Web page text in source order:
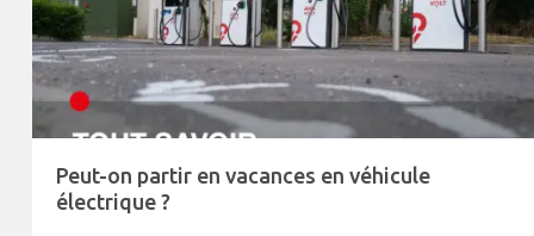
Peut-on partir en vacances en véhicule
électrique ?